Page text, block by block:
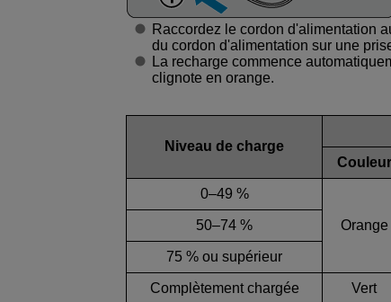
Raccordez le cordon d'alimentation
du cordon d'alimentation sur une
La recharge commence
clignote en orange.
Niveau de charge
Couleur
0–49 %
Orange
50–74 %
75 % ou supérieur
Complètement chargée Vert